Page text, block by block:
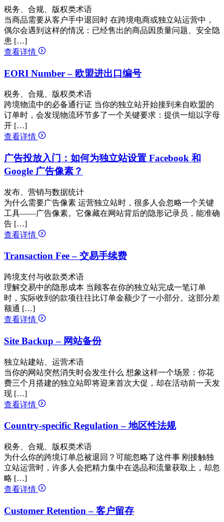
税务、合规、版权类术语
当商品需要从客户手中退回时 在跨境电商或独立站运营中，
偶尔会遇到这样的情况：已经售出的商品因质量问题、安全隐
患 […]
查看详情
EORI Number – 欧盟进出口编号
税务、合规、版权类术语
跨境物流中的必备通行证 当你的独立站开始接到来自欧盟的
订单时，会发现物流环节多了一个关键要求：提供一组以字母
开 […]
查看详情
广告投放入门：如何为独立站设置 Facebook 和
Google 广告像素？
发布、营销与数据统计
为什么需要广告像素 运营独立站时，很多人会忽略一个关键
工具——广告像素。它像藏在网站背后的隐形记录员，能准确
告 […]
查看详情
Transaction Fee – 交易手续费
跨境支付与收款类术语
理解交易中的隐形成本 当顾客在你的独立站完成一笔订单
时，实际收到的款项往往比订单金额少了一小部分。这部分差
额通 […]
查看详情
Site Backup – 网站备份
独立站建站、运营术语
当你的网站突然消失时会发生什么 想象这样一个场景：你花
费三个月搭建的独立站即将迎来首次大促，却在活动前一天发
现 […]
查看详情
Country-specific Regulation – 地区性法规
税务、合规、版权类术语
为什么你的跨境订单总被退回？可能忽略了这件事 刚接触独
立站运营时，许多人会把精力集中在选品和流量获取上，却忽
略 […]
查看详情
Customer Retention – 客户留存